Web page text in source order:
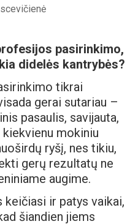
pasirinkimo,
didelės kantrybės?
tikrai
gerai sutariau –
pasaulis, savijauta,
mokiniu
ryšį, nes tikiu,
gerų rezultatų ne
augime.
ir patys vaikai,
šiandien jiems